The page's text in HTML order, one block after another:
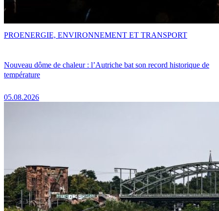
Nouveau dôme de chaleur : l’Autriche bat son record historique de
température
05.08.2026
PROENERGIE, ENVIRONNEMENT ET TRANSPORT